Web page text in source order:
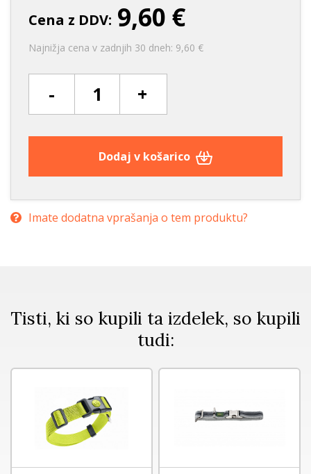
Cena z DDV: 9,60 €
Najnižja cena v zadnjih 30 dneh: 9,60 €
- +
Dodaj v košarico
Imate dodatna vprašanja o tem produktu?
Tisti, ki so kupili ta izdelek, so kupili
tudi: